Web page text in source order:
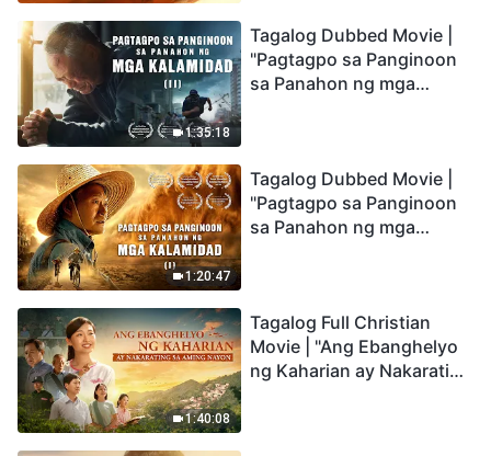
1:35:18
Tagalog Dubbed Movie |
"Pagtagpo sa Panginoon
sa Panahon ng mga
Tayo Makakapasok sa
Kaharian ng Diyos?
1:20:47
Tagalog Dubbed Movie |
"Pagtagpo sa Panginoon
sa Panahon ng mga
Sangkatauhan?
1:40:08
Tagalog Full Christian
Movie | "Ang Ebanghelyo
ng Kaharian ay Nakarating